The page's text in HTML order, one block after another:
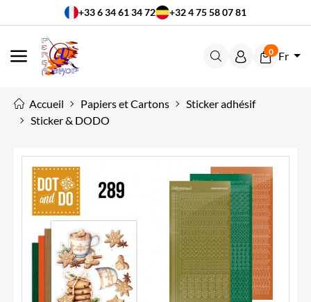
+33 6 34 61 34 72 +32 4 75 58 07 81
MENU
0 Fr
Accueil Papiers et Cartons
Sticker adhésif
Sticker & DODO